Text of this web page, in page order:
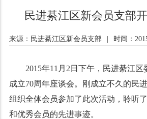
民进綦江区新会员支部
来源：民进綦江区新会员支部 时间：
2015年11月2日下午，民进綦江
成立70周年座谈会。刚成立不久的民
组织全体会员参加了此次活动，聆听
和优秀会员的先进事迹。